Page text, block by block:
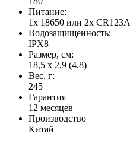
Питание:
1x 18650 или 2x CR123A
Водозащищенность:
IPX8
Размер, см:
18,5 х 2,9 (4,8)
Вес, г:
245
Гарантия
12 месяцев
Производство
Китай